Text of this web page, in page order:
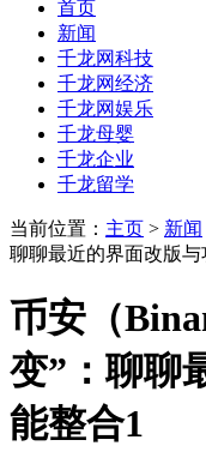
首页
新闻
千龙网科技
千龙网经济
千龙网娱乐
千龙母婴
千龙企业
千龙留学
当前位置： 主页 > 新闻
聊聊最近的界面改版与
币安（
变”：聊聊
能整合1